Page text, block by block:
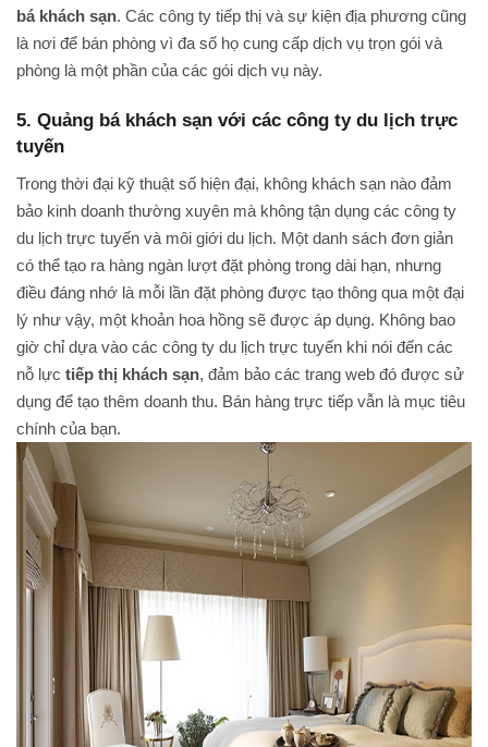
bá khách sạn. Các công ty tiếp thị và sự kiện địa phương cũng
là nơi để bán phòng vì đa số họ cung cấp dịch vụ trọn gói và
phòng là một phần của các gói dịch vụ này.
5. Quảng bá khách sạn với các công ty du lịch trực
tuyến
Trong thời đại kỹ thuật số hiện đại, không khách sạn nào đảm
bảo kinh doanh thường xuyên mà không tận dụng các công ty
du lịch trực tuyến và môi giới du lịch. Một danh sách đơn giản
có thể tạo ra hàng ngàn lượt đặt phòng trong dài hạn, nhưng
điều đáng nhớ là mỗi lần đặt phòng được tạo thông qua một đại
lý như vậy, một khoản hoa hồng sẽ được áp dụng. Không bao
giờ chỉ dựa vào các công ty du lịch trực tuyến khi nói đến các
nỗ lực tiếp thị khách sạn, đảm bảo các trang web đó được sử
dụng để tạo thêm doanh thu. Bán hàng trực tiếp vẫn là mục tiêu
chính của bạn.